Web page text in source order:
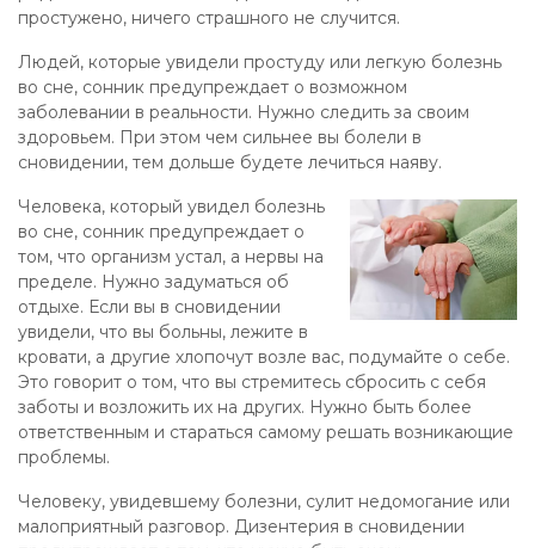
простужено, ничего страшного не случится.
Людей, которые увидели простуду или легкую болезнь
во сне, сонник предупреждает о возможном
заболевании в реальности. Нужно следить за своим
здоровьем. При этом чем сильнее вы болели в
сновидении, тем дольше будете лечиться наяву.
Человека, который увидел болезнь
во сне, сонник предупреждает о
том, что организм устал, а нервы на
пределе. Нужно задуматься об
отдыхе. Если вы в сновидении
увидели, что вы больны, лежите в
кровати, а другие хлопочут возле вас, подумайте о себе.
Это говорит о том, что вы стремитесь сбросить с себя
заботы и возложить их на других. Нужно быть более
ответственным и стараться самому решать возникающие
проблемы.
Человеку, увидевшему болезни, сулит недомогание или
малоприятный разговор. Дизентерия в сновидении